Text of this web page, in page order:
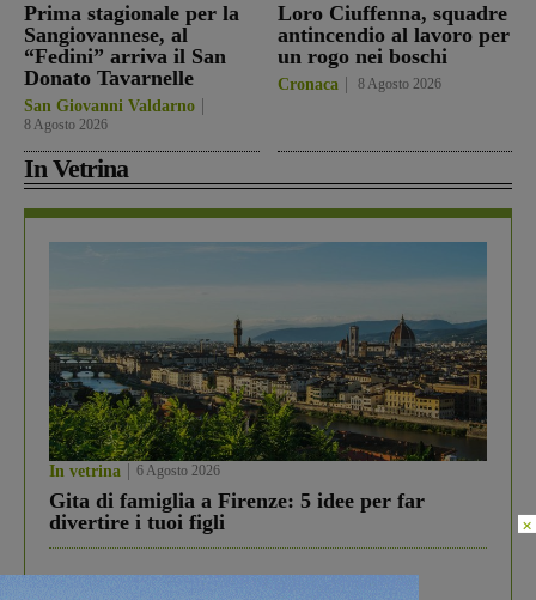
Prima stagionale per la
Sangiovannese, al
“Fedini” arriva il San
Donato Tavarnelle
San Giovanni Valdarno
8 Agosto 2026
Loro Ciuffenna, squadre
antincendio al lavoro per
un rogo nei boschi
Cronaca 8 Agosto 2026
In Vetrina
In vetrina 6 Agosto 2026
Gita di famiglia a Firenze: 5 idee per far
divertire i tuoi figli
×